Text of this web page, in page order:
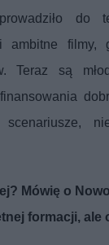
do
ambitne filmy,
Teraz są
scenariusze,
Mówię o
formacji, ale